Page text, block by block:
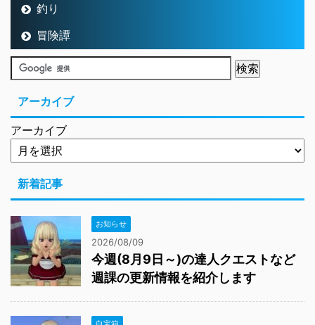
釣り
冒険譚
アーカイブ
アーカイブ
新着記事
お知らせ
2026/08/09
今週(8月9日～)の達人クエストなど
週課の更新情報を紹介します